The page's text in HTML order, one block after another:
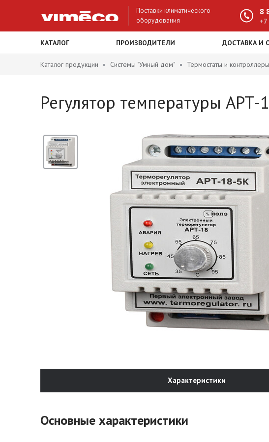
Поставки климатического
оборудования
8
КАТАЛОГ ПРОИЗВОДИТЕЛИ ДОСТАВКА И
Каталог продукции Системы "Умный дом" Термостаты и контроллеры
Регулятор температуры АРТ-
Характеристики
Основные характеристики